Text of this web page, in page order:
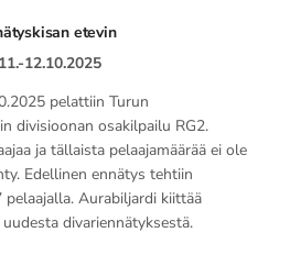
etevin
12.10.2025
pelattiin Turun
divisioonan osakilpailu RG2.
ja tällaista pelaajamäärää ei ole
Edellinen ennätys tehtiin
Aurabiljardi kiittää
divariennätyksestä.